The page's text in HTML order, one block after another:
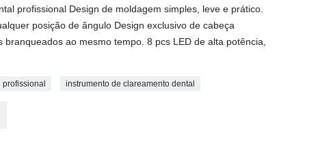
profissional Design de moldagem simples, leve e prático.
posição de ângulo Design exclusivo de cabeça
branqueados ao mesmo tempo. 8 pcs LED de alta potência,
instrumento de clareamento dental